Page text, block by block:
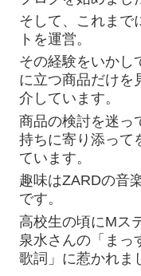
そして、これまで
トを運営。
その経験をいかし
に立つ商品だけを
介しています。
商品の検討を迷っ
持ちに寄り添って
ています。
趣味はZARDの音
です。
高校生の頃にMス
泉水さんの「まっ
歌詞」に惹かれま